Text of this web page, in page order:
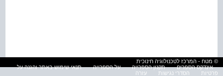
© מטח - המרכז לטכנולוגיה חינוכית
אינדקס הספרים
תקנון הספרייה על הספרייה
תנאי שימוש באתר והגנה על
פרטיות
הסדרי נגישות עזרה